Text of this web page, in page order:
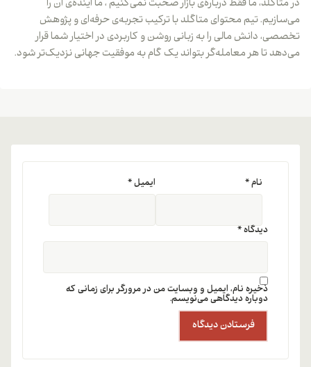
در متاگلد، ما فقط درباره‌ی بازار صحبت نمی‌کنیم ، ما آینده‌ی آن را
می‌سازیم. تیم محتوای متاگلد با ترکیب تجربه‌ی حرفه‌ای و پژوهش
تخصصی، دانش مالی را به زبانی روشن و کاربردی در اختیار شما قرار
می‌دهد تا هر معامله‌گر بتواند یک گام به موفقیت جهانی نزدیک‌تر شود.
دیدگاه*
نام* ایمیل*
ذخیره نام، ایمیل و وبسایت من در مرورگر برای زمانی که
دوباره دیدگاهی می‌نویسم.